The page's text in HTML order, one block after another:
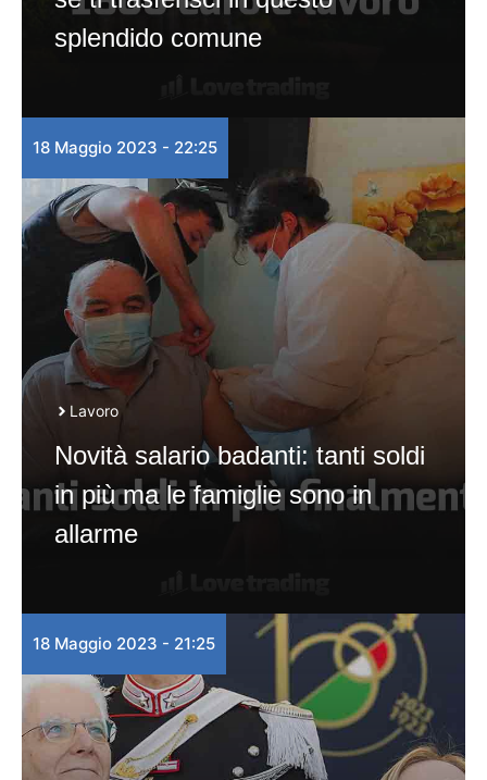
splendido comune
18 Maggio 2023 - 22:25
Lavoro
Novità salario badanti: tanti soldi
in più ma le famiglie sono in
allarme
18 Maggio 2023 - 21:25